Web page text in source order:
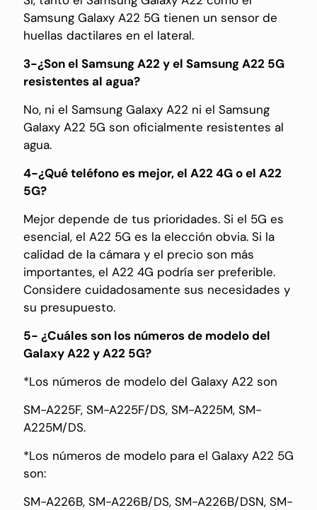
Samsung Galaxy A22 5G tienen un sensor de
huellas dactilares en el lateral.
3-¿Son el Samsung A22 y el Samsung A22 5G
resistentes al agua?
No, ni el Samsung Galaxy A22 ni el Samsung
Galaxy A22 5G son oficialmente resistentes al
agua.
4-¿Qué teléfono es mejor, el A22 4G o el A22
5G?
Mejor depende de tus prioridades. Si el 5G es
esencial, el A22 5G es la elección obvia. Si la
calidad de la cámara y el precio son más
importantes, el A22 4G podría ser preferible.
Considere cuidadosamente sus necesidades y
su presupuesto.
5- ¿Cuáles son los números de modelo del
Galaxy A22 y A22 5G?
*Los números de modelo del Galaxy A22 son
SM-A225F, SM-A225F/DS, SM-A225M, SM-
A225M/DS.
*Los números de modelo para el Galaxy A22 5G
son:
SM-A226B, SM-A226B/DS, SM-A226B/DSN, SM-